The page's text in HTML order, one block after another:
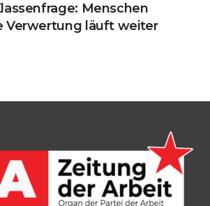
Menschen
Verwertung läuft weiter